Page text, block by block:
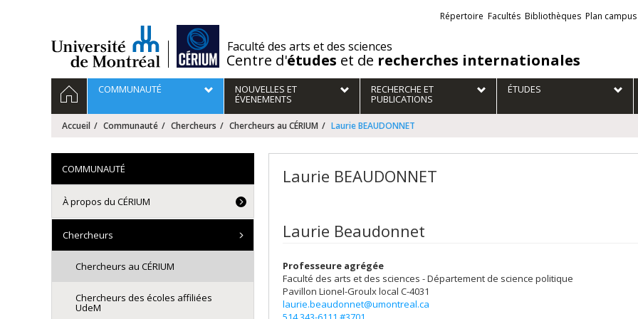
Faculté des arts et des sciences
Centre d'études et de recherches internationales
Liens
externes
Répertoire Facultés Bibliothèques Plan campus
Navigation
principale
ACCUEILCOMMUNAUTÉ NOUVELLES ET
ÉVENEMENTS
RECHERCHE ET
PUBLICATIONS
ÉTUDES
Accueil Communauté Chercheurs Chercheurs au CÉRIUM Laurie BEAUDONNET
Laurie BEAUDONNET
Laurie Beaudonnet
Professeure agrégée
Faculté des arts et des sciences - Département de science politique
Pavillon Lionel-Groulxlocal C-4031
laurie.beaudonnet@umontreal.ca
COMMUNAUTÉ
À propos du CÉRIUM
Chercheurs
Chercheurs au CÉRIUM
Chercheurs des écoles affiliées
UdeM